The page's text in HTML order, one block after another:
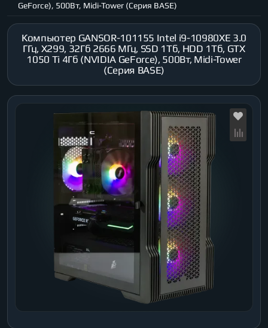
GeForce), 500Вт, Midi-Tower (Серия BASE)
Компьютер GANSOR-101155 Intel i9-10980XE 3.0
ГГц, X299, 32Гб 2666 МГц, SSD 1Тб, HDD 1Тб, GTX
1050 Ti 4Гб (NVIDIA GeForce), 500Вт, Midi-Tower
(Серия BASE)